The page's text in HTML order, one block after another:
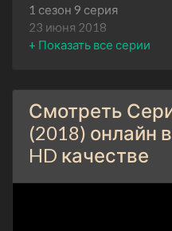
1 сезон 9 серия
23 июня 2018
1 сезон 8 серия
1 сезон 7 серия
9 июня 2018
1 сезон 6 серия
2 июня 2018
Смотреть
(2018) онлайн
HD качестве